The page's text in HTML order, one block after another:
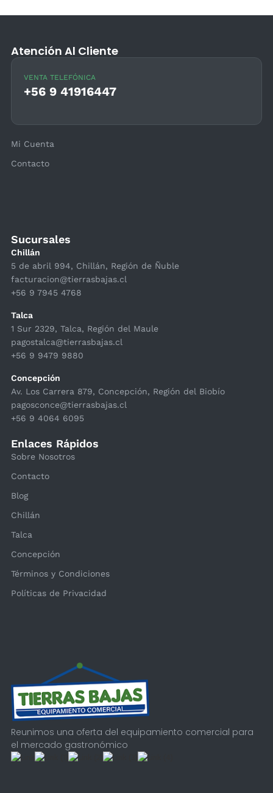
Reunimos una oferta del equipamiento comercial para
el mercado gastronómico
Sucursales
Chillán
5 de abril 994, Chillán, Región de Ñuble
facturacion@tierrasbajas.cl
+56 9 7945 4768
Talca
1 Sur 2329, Talca, Región del Maule
pagostalca@tierrasbajas.cl
+56 9 9479 9880
Concepción
Av. Los Carrera 879, Concepción, Región del Biobío
pagosconce@tierrasbajas.cl
+56 9 4064 6095
Enlaces Rápidos
Sobre Nosotros
Contacto
Blog
Chillán
Talca
Concepción
Términos y Condiciones
Políticas de Privacidad
Atención Al Cliente
VENTA TELEFÓNICA
+56 9 41916447
Mi Cuenta
Contacto